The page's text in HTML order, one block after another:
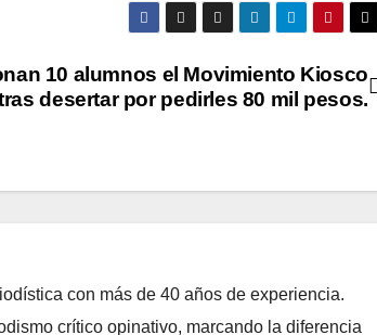
10 alumnos el Movimiento Kiosco
desertar por pedirles 80 mil pesos.
con más de 40 años de experiencia.
crítico opinativo, marcando la diferencia